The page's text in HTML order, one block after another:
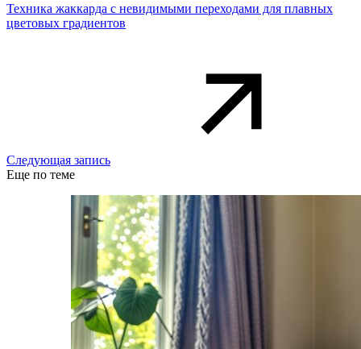
Техника жаккарда с невидимыми переходами для плавных
цветовых градиентов
Следующая запись
Еще по теме